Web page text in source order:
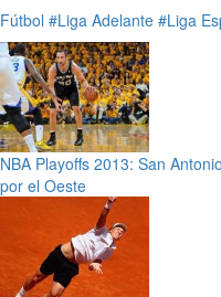
Fútbol #Liga Adelante #Liga
NBA Playoffs 2013: San
por el Oeste